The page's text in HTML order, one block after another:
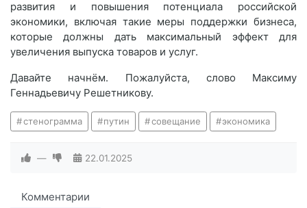
развития и повышения потенциала российской
экономики, включая такие меры поддержки бизнеса,
которые должны дать максимальный эффект для
увеличения выпуска товаров и услуг.
Давайте начнём. Пожалуйста, слово Максиму
Геннадьевичу Решетникову.
стенограмма путин совещание экономика
— 22.01.2025
Комментарии